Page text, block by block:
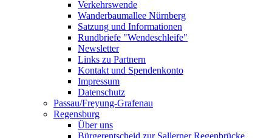
Verkehrswende
Wanderbaumallee Nürnberg
Satzung und Informationen
Rundbriefe "Wendeschleife"
Newsletter
Links zu Partnern
Kontakt und Spendenkonto
Impressum
Datenschutz
Passau/Freyung-Grafenau
Regensburg
Über uns
Bürgerentscheid zur Sallerner Regenbrücke